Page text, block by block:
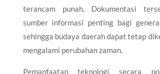
terancam punah. Dokumentasi
sumber informasi penting bagi
sehingga budaya daerah dapat tetap
mengalami perubahan zaman.
Pemanfaatan teknologi secara